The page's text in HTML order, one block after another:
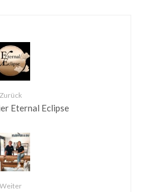
Zurück
Eternal Eclipse
Weiter